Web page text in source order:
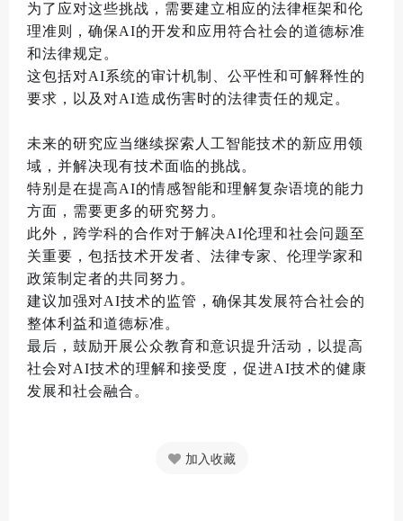
为了应对这些挑战 ， 需要建立相应的法律框架和伦
理准则
， 确保AI的开发和应用符合社会的道德标准
和法律规定 。
这包括对AI系统的审计机制
公平性和可解释性的
要求 ， 以及对AI造成伤害时的法律责任的规定 。
未来的研究应当继续探索人工智能技术的新应用领
域，并解决现有技术面临的挑战。
特别是在提高AI的情感智能和理解复杂语境的能力
方面，需要更多的研究努力。
此外，跨学科的合作对于解决AI伦理和社会问题至
关重要，包括技术开发者、法律专家、伦理学家和
政策制定者的共同努力。
建议加强对AI技术的监管，确保其发展符合社会的
整体利益和道德标准。
最后，鼓励开展公众教育和意识提升活动，以提高
社会对AI技术的理解和接受度，促进AI技术的健康
发展和社会融合。
加入收藏